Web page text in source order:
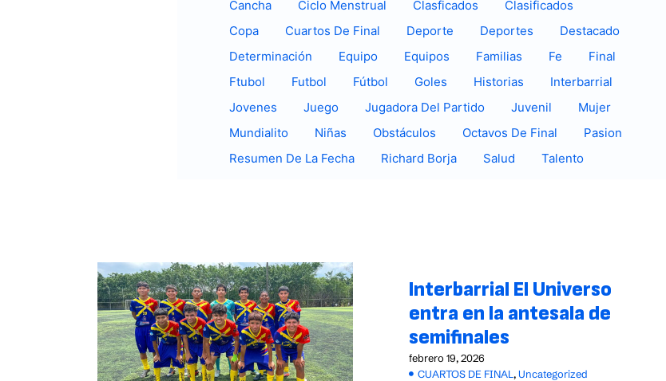
Cancha
Ciclo Menstrual Clasficados
Clasificados
Copa
Cuartos De Final Deporte Deportes
Destacado
Determinación
Equipo Equipos Familias Fe
Final
Ftubol
Futbol Fútbol Goles Historias
Interbarrial
Jovenes
Juego Jugadora Del Partido Juvenil
Mujer
Mundialito
Niñas Obstáculos Octavos De Final
Pasion
Resumen De La Fecha
Richard Borja Salud Talento
Interbarrial El Universo
entra en la antesala de
semifinales
febrero 19, 2026
CUARTOS DE FINAL ,Uncategorized